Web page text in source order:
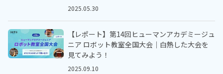
2025.05.30
【レポート】第14回ヒューマンアカデミージュ
ニア ロボット教室全国大会｜白熱した大会を
見てみよう！
2025.09.10